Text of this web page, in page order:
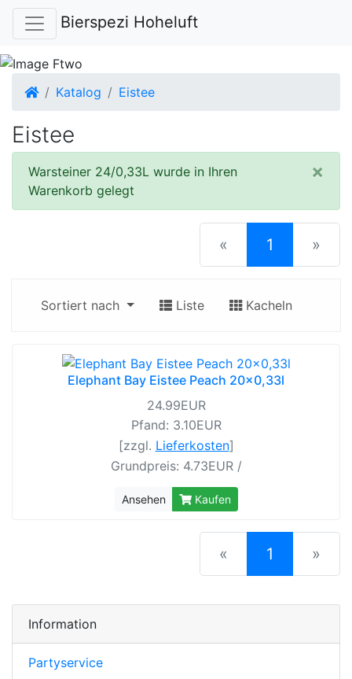
Bierspezi Hoheluft
Startseite
Katalog Eistee
Eistee
×
Warsteiner 24/0,33L wurde in Ihren
Warenkorb gelegt
« 1 (current)
»
Sortiert nach Liste Kacheln
Elephant Bay Eistee Peach 20x0,33l
24.99EUR
Pfand: 3.10EUR
[zzgl. Lieferkosten]
Grundpreis: 4.73EUR /
Ansehen Kaufen
« 1 (current)
»
Information
Partyservice